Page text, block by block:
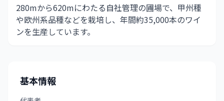
280mから620mにわたる自社管理の圃場で、甲州種
や欧州系品種などを栽培し、年間約35,000本のワイ
ンを生産しています。
基本情報